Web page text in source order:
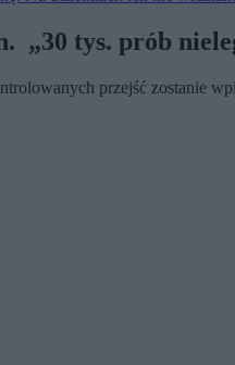
„30 tys. prób
przejść zostanie